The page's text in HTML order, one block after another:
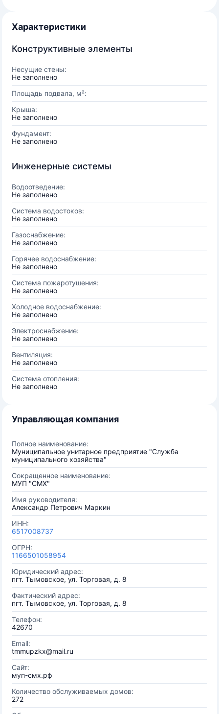
Характеристики
Конструктивные элементы
Несущие стены:
Не заполнено
Площадь подвала, м²:
Крыша:
Не заполнено
Фундамент:
Не заполнено
Инженерные системы
Водоотведение:
Не заполнено
Система водостоков:
Не заполнено
Газоснабжение:
Не заполнено
Горячее водоснабжение:
Не заполнено
Система пожаротушения:
Не заполнено
Холодное водоснабжение:
Не заполнено
Электроснабжение:
Не заполнено
Вентиляция:
Не заполнено
Система отопления:
Не заполнено
Управляющая компания
Полное наименование:
Муниципальное унитарное предприятие "Служба
муниципального хозяйства"
Сокращенное наименование:
МУП "СМХ"
Имя руководителя:
Александр Петрович Маркин
ИНН:
6517008737
ОГРН:
1166501058954
Юридический адрес:
пгт. Тымовское, ул. Торговая, д. 8
Фактический адрес:
пгт. Тымовское, ул. Торговая, д. 8
Телефон:
42670
Email:
tmmupzkx@mail.ru
Сайт:
муп-смх.рф
Количество обслуживаемых домов:
272